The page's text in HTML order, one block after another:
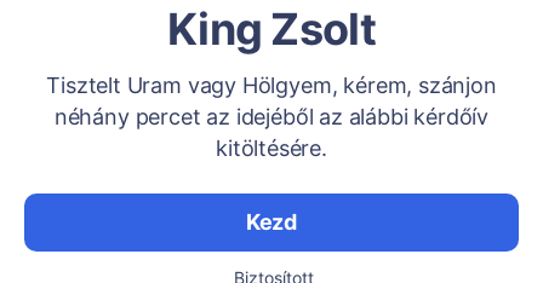
King Zsolt
Tisztelt Uram vagy Hölgyem, kérem, szánjon
néhány percet az idejéből az alábbi kérdőív
kitöltésére.
Kezd
Biztosított